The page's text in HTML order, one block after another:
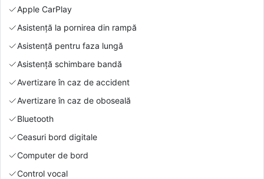
Apple CarPlay
Asistență la pornirea din rampă
Asistență pentru faza lungă
Asistență schimbare bandă
Avertizare în caz de accident
Avertizare în caz de oboseală
Bluetooth
Ceasuri bord digitale
Computer de bord
Control vocal